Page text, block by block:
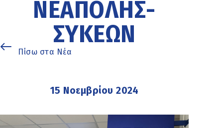
ΝΕΆΠΟΛΗΣ-
ΣΥΚΕΏΝ
Πίσω στα Νέα
15 Νοεμβρίου 2024